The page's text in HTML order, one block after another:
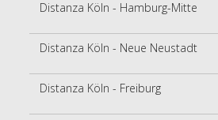
Distanza Köln - Hamburg-Mitte
Distanza Köln - Neue Neustadt
Distanza Köln - Freiburg